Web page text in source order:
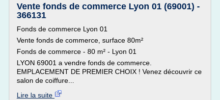
Vente fonds de commerce Lyon 01 (69001) -
366131
Fonds de commerce Lyon 01
Vente fonds de commerce, surface 80m²
Fonds de commerce - 80 m² - Lyon 01
LYON 69001 a vendre fonds de commerce.
EMPLACEMENT DE PREMIER CHOIX ! Venez découvrir ce
salon de coiffure...
Lire la suite